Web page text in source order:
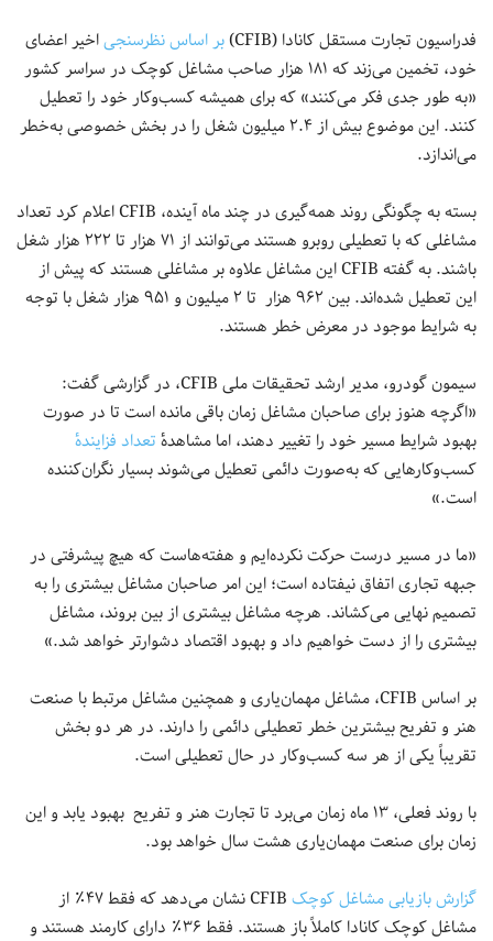
فدراسیون تجارت مستقل کانادا (CFIB)
بر اساس نظرسنجیاخیر اعضای
خود، تخمین می‌زند که ۱۸۱ هزار صاحب مشاغل کوچک در سراسر کشور
«به طور جدی فکر می‌کنند» که برای همیشه کسب‌وکار خود را تعطیل
کنند. این موضوع بیش از ۲.۴ میلیون شغل را در بخش خصوصی به‌خطر
می‌اندازد.
بسته به چگونگی روند همه‌گیری در چند ماه آینده، CFIB اعلام کرد تعداد
مشاغلی که با تعطیلی روبرو هستند می‌توانند از ۷۱ هزار تا ۲۲۲ هزار شغل
باشند. به گفته CFIB این مشاغل علاوه بر مشاغلی هستند که پیش از
این تعطیل شده‌اند. بین ۹۶۲ هزار تا ۲ میلیون و ۹۵۱ هزار شغل با توجه
به شرایط موجود در معرض خطر هستند.
سیمون گودرو، مدیر ارشد تحقیقات ملی CFIB، در گزارشی گفت:
«اگرچه هنوز برای صاحبان مشاغل زمان باقی مانده است تا در صورت
بهبود شرایط مسیر خود را تغییر دهند، اما مشاهدهٔتعداد فزاینده‌ٔ
کسب‌وکارهایی که به‌صورت دائمی تعطیل می‌شوند بسیار نگران‌کننده
است.»
«ما در مسیر درست حرکت نکرده‌ایم و هفته‌هاست که هیچ پیشرفتی در
جبهه تجاری اتفاق نیفتاده است؛ این امر صاحبان مشاغل بیشتری را به
تصمیم نهایی می‌کشاند. هرچه مشاغل بیشتری از بین بروند، مشاغل
بیشتری را از دست خواهیم داد و بهبود اقتصاد دشوارتر خواهد شد.»
بر اساس CFIB، مشاغل مهمان‌یاری و همچنین مشاغل مرتبط با صنعت
هنر و تفریح بیشترین خطر تعطیلی دائمی را دارند. در هر دو بخش
تقریباً یکی از هر سه کسب‌وکار در حال تعطیلی است.
با روند فعلی، ۱۳ ماه زمان می‌برد تا تجارت هنر و تفریح بهبود یابد و این
زمان برای صنعت مهمان‌یاری هشت سال خواهد بود.
گزارش بازیابی مشاغل کوچک
CFIB نشان می‌دهد که فقط ۴۷٪ از
مشاغل کوچک کانادا کاملاً باز هستند. فقط ۳۶٪ دارای كارمند هستند و